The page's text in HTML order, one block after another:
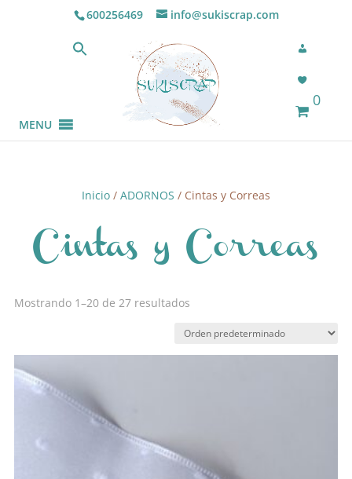
600256469 info@sukiscrap.com
0
MENU
Inicio / ADORNOS / Cintas y Correas
Cintas y Correas
Mostrando 1–20 de 27 resultados